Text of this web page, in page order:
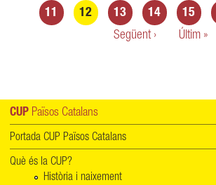
11 12 13 14 15
Següent ›
Últim »
CUP Països Catalans
Portada CUP Països Catalans
Què és la CUP?
Història i naixement